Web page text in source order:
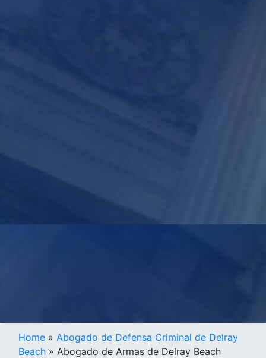
Home » Abogado de Defensa Criminal de Delray
Beach » Abogado de Armas de Delray Beach